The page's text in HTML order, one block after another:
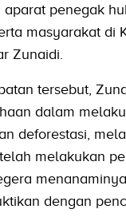
penegak
masyarakat di
Zunaidi.
tersebut,
dalam
deforestasi,
melakukan
dengan